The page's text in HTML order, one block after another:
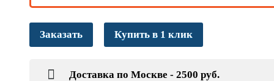
Заказать Купить в 1 клик
Доставка по Москве - 2500 руб.